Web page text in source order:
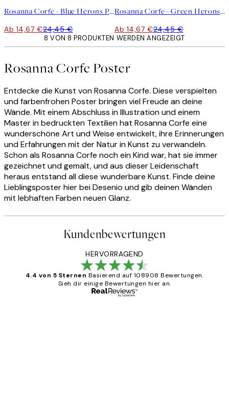
Rosanna Corfe - Blue Herons Poster
Ab 14,67 €24,45 €
Rosanna Corfe - Green Herons Poster
Ab 14,67 €24,45 €
8 VON 8 PRODUKTEN WERDEN ANGEZEIGT
Rosanna Corfe Poster
Entdecke die Kunst von Rosanna Corfe. Diese verspielten
und farbenfrohen Poster bringen viel Freude an deine
Wände. Mit einem Abschluss in Illustration und einem
Master in bedruckten Textilien hat Rosanna Corfe eine
wunderschöne Art und Weise entwickelt, ihre Erinnerungen
und Erfahrungen mit der Natur in Kunst zu verwandeln.
Schon als Rosanna Corfe noch ein Kind war, hat sie immer
gezeichnet und gemalt, und aus dieser Leidenschaft
heraus entstand all diese wunderbare Kunst. Finde deine
Lieblingsposter hier bei Desenio und gib deinen Wänden
mit lebhaften Farben neuen Glanz.
Kundenbewertungen
HERVORRAGEND
4.4 von 5 Sternen Basierend auf 108908 Bewertungen.
Sieh dir einige Bewertungen hier an.